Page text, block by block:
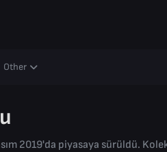
Other
2019'da piyasaya sürüldü.